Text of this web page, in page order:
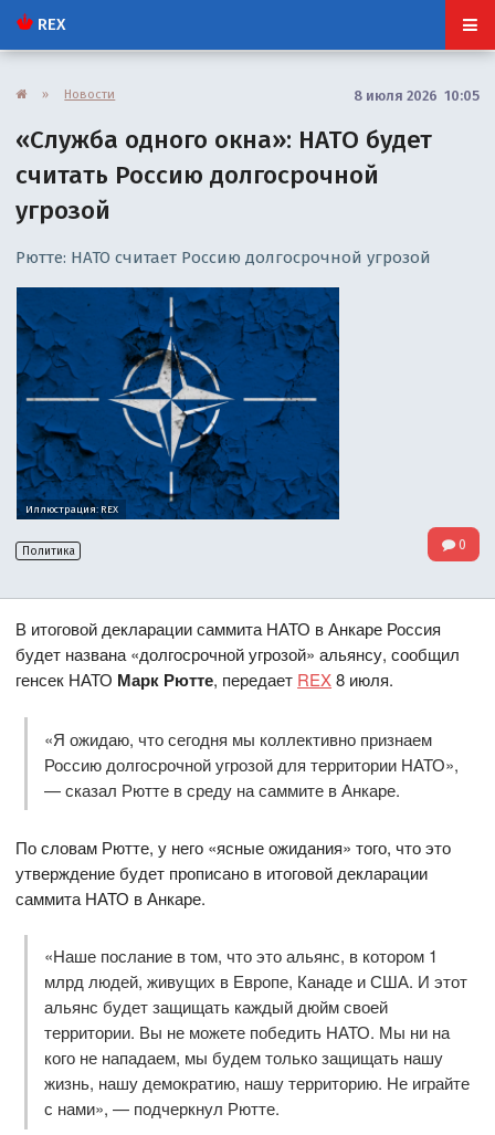
REX
» Новости 8 июля 2026 10:05
«Служба одного окна»: НАТО будет
считать Россию долгосрочной
угрозой
Рютте: НАТО считает Россию долгосрочной угрозой
Иллюстрация: REX
Политика 0
В итоговой декларации саммита НАТО в Анкаре Россия
будет названа «долгосрочной угрозой» альянсу, сообщил
генсек НАТО Марк Рютте, передает REX8 июля.
«Я ожидаю, что сегодня мы коллективно признаем
Россию долгосрочной угрозой для территории НАТО»,
— сказал Рютте в среду на саммите в Анкаре.
По словам Рютте, у него «ясные ожидания» того, что это
утверждение будет прописано в итоговой декларации
саммита НАТО в Анкаре.
«Наше послание в том, что это альянс, в котором 1
млрд людей, живущих в Европе, Канаде и США. И этот
альянс будет защищать каждый дюйм своей
территории. Вы не можете победить НАТО. Мы ни на
кого не нападаем, мы будем только защищать нашу
жизнь, нашу демократию, нашу территорию. Не играйте
с нами», — подчеркнул Рютте.